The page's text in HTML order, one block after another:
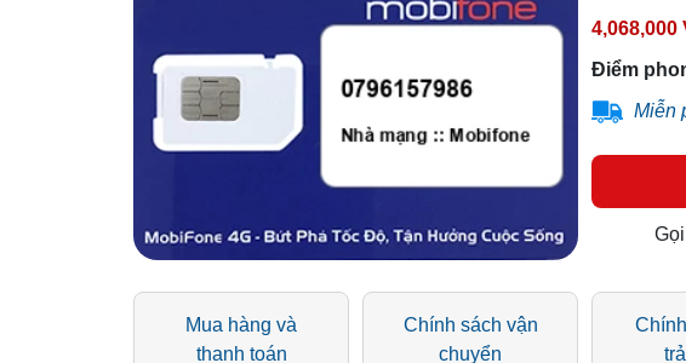
4,068,000
Điểm
Miễn
Mua hàng và
thanh toán
Chính sách vận
chuyển